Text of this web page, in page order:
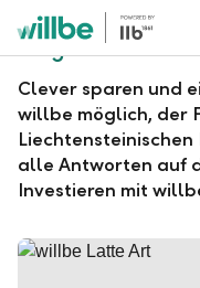
Alerts.Headline
Fragen und
Clever sparen und
willbe möglich, der
alle Antworten auf
Investieren mit